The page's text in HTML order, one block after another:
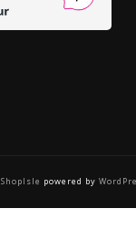
ShopIsle powered by